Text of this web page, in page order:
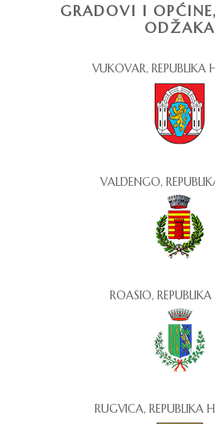
GRADOVI I OPĆINE,
ODŽAKA
VUKOVAR, REPUBLIKA
VALDENGO,
ROASIO, REPUBLIKA
RUGVICA, REPUBLIKA